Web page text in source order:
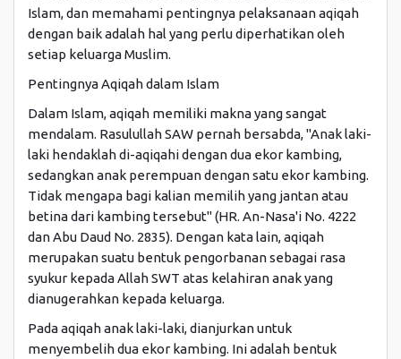
Islam, dan memahami pentingnya pelaksanaan aqiqah
dengan baik adalah hal yang perlu diperhatikan oleh
setiap keluarga Muslim.
Pentingnya Aqiqah dalam Islam
Dalam Islam, aqiqah memiliki makna yang sangat
mendalam. Rasulullah SAW pernah bersabda, "Anak laki-
laki hendaklah di-aqiqahi dengan dua ekor kambing,
sedangkan anak perempuan dengan satu ekor kambing.
Tidak mengapa bagi kalian memilih yang jantan atau
betina dari kambing tersebut" (HR. An-Nasa'i No. 4222
dan Abu Daud No. 2835). Dengan kata lain, aqiqah
merupakan suatu bentuk pengorbanan sebagai rasa
syukur kepada Allah SWT atas kelahiran anak yang
dianugerahkan kepada keluarga.
Pada aqiqah anak laki-laki, dianjurkan untuk
menyembelih dua ekor kambing. Ini adalah bentuk